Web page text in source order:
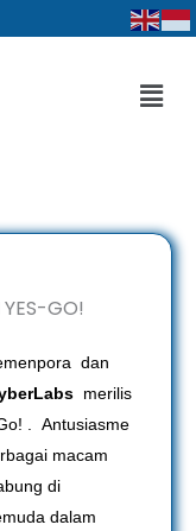
dan
merilis
. Antusiasme
macam
di
dalam